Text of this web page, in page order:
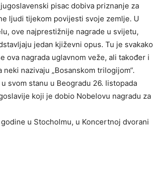
pisac dobiva priznanje za
ljudi tijekom povijesti svoje zemlje. U
ove najprestižnije nagrade u svijetu,
jedan kjiževni opus. Tu je svakako
ova nagrada uglavnom veže, ali također i
neki nazivaju „Bosanskom trilogijom“.
svom stanu u Beogradu 26. listopada
koji je dobio Nobelovu nagradu za
u Stocholmu, u Koncertnoj dvorani